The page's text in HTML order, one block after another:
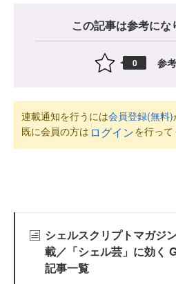
この記事は参考にな
0 参
連載通知を行うには会員登録(無料)
既に会員の方は ログインを行って
シェルスクリプトマガジ
載／「シェル芸」に効く
記事一覧